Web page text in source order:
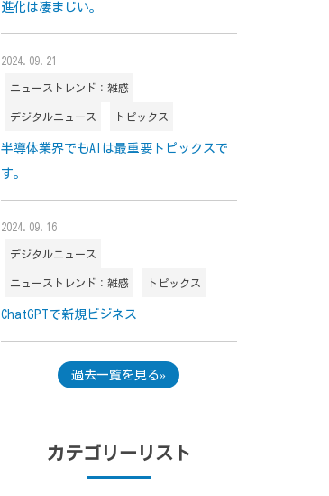
進化は凄まじい。
2024.09.21
ニューストレンド：雑感
デジタルニュース トピックス
半導体業界でもAIは最重要トピックスで
す。
2024.09.16
デジタルニュース
ニューストレンド：雑感 トピックス
ChatGPTで新規ビジネス
過去一覧を見る
カテゴリーリスト